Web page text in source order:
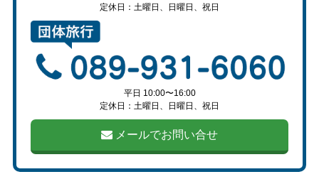
定休日：土曜日、日曜日、祝日
平日 10:00〜16:00
定休日：土曜日、日曜日、祝日
メールでお問い合せ